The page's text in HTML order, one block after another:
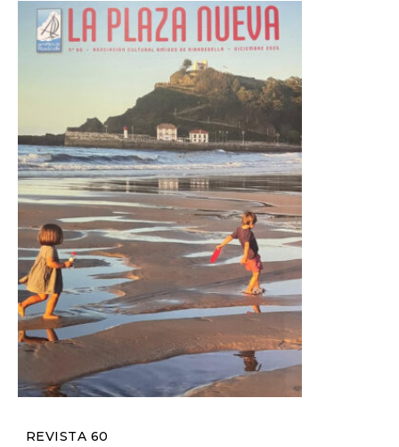
REVISTA 60